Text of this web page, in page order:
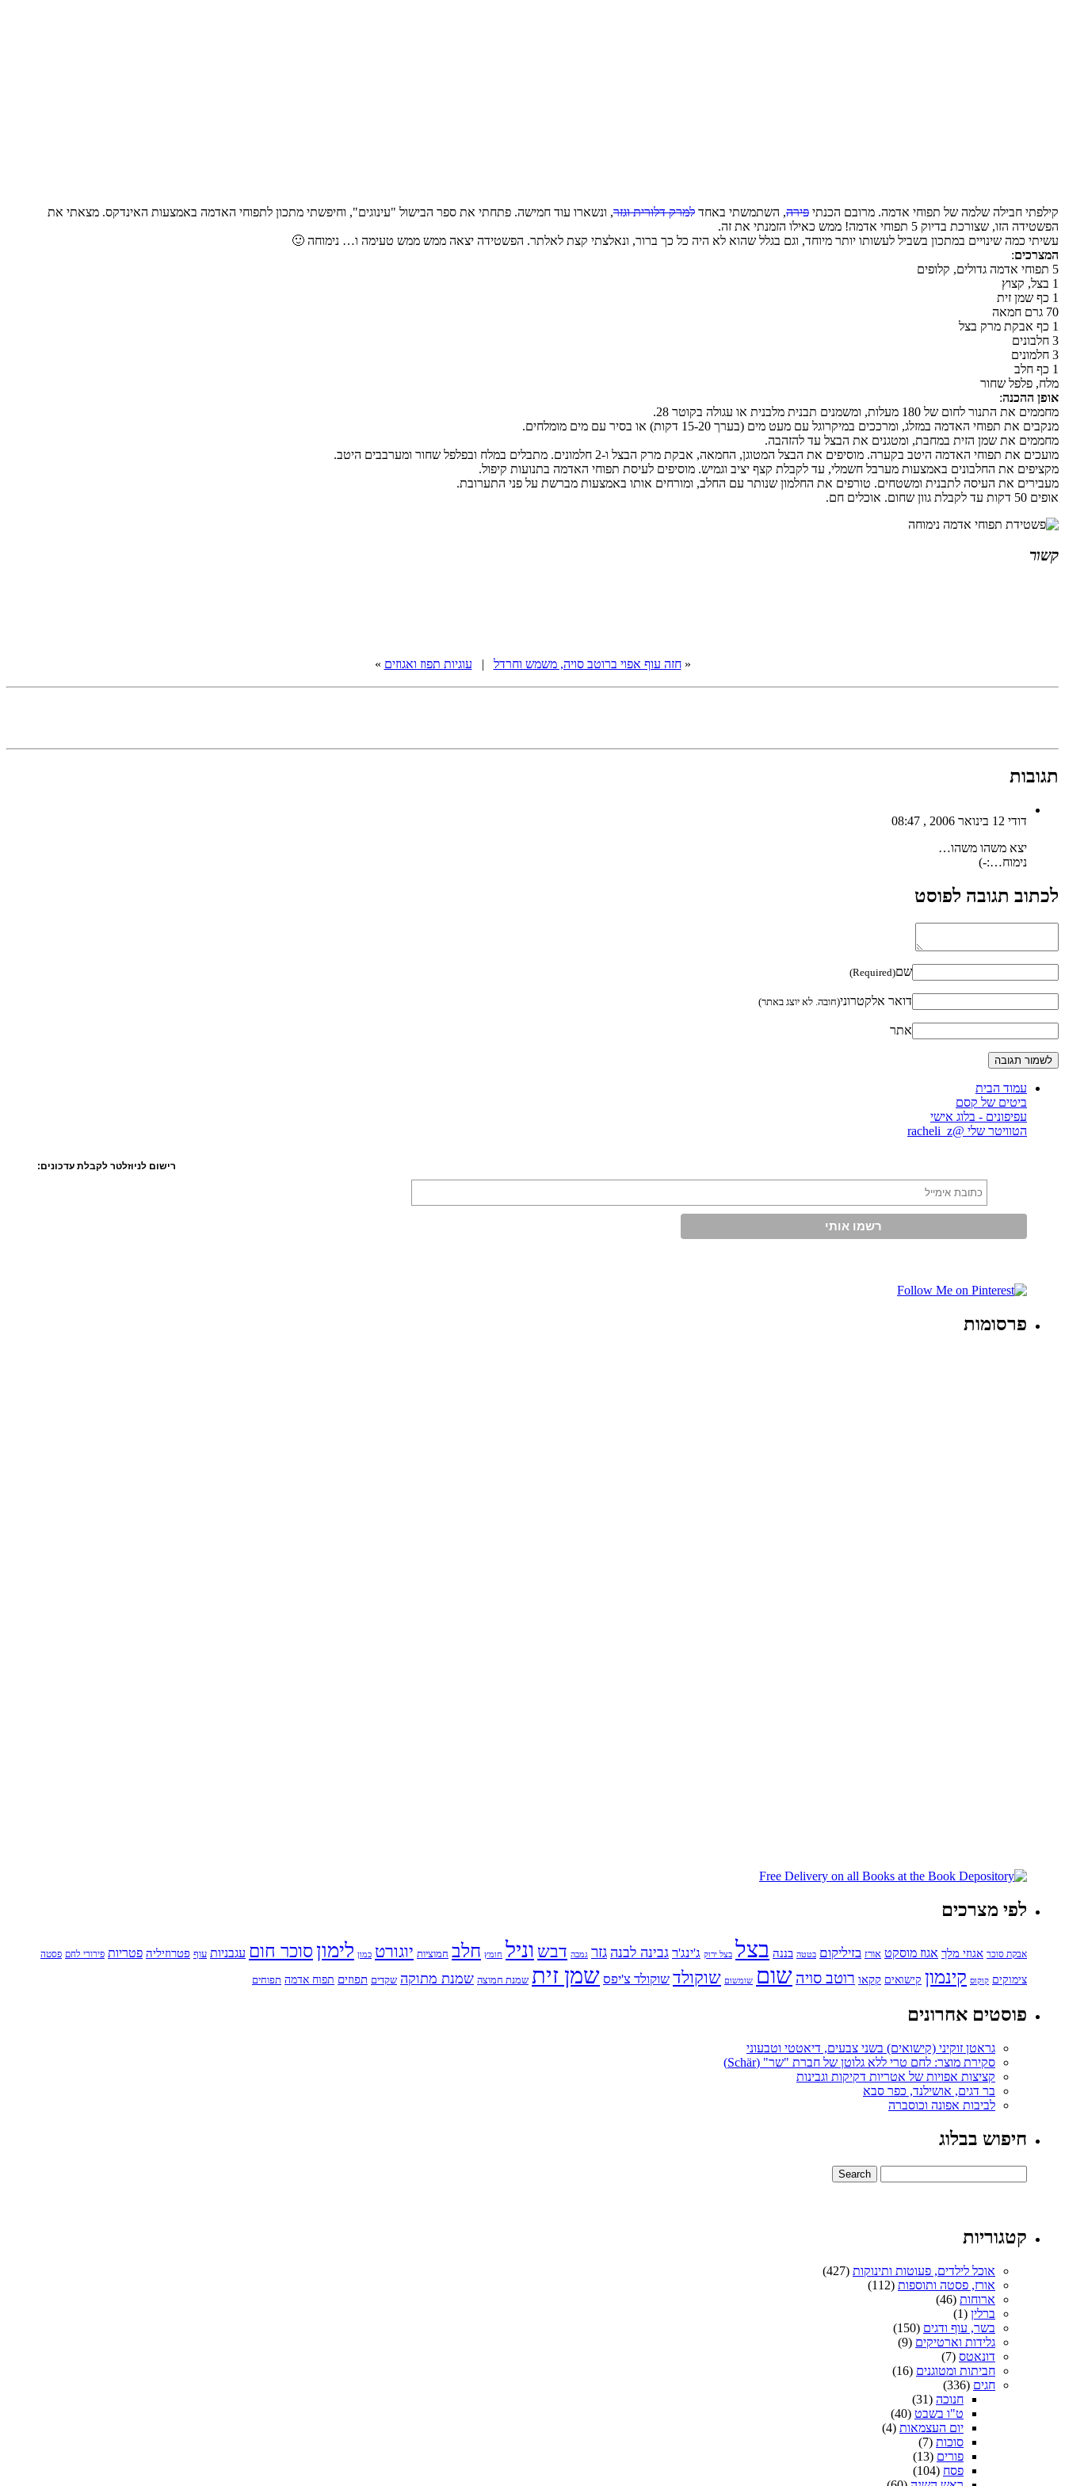
קילפתי חבילה שלמה של תפוחי אדמה. מרובם הכנתי פירה, השתמשתי באחד למרק דלורית וגזר, ונשארו עוד חמישה. פתחתי את ספר הבישול "עינוגים", וחיפשתי מתכון לתפוחי האדמה באמצעות האינדקס. מצאתי את
הפשטידה הזו, שצורכת בדיוק 5 תפוחי אדמה! ממש כאילו הזמנתי את זה.
עשיתי כמה שינויים במתכון בשביל לעשותו יותר מיוחד, וגם בגלל שהוא לא היה כל כך ברור, ונאלצתי קצת לאלתר. הפשטידה יצאה ממש ממש טעימה ו… נימוחה 🙂
המצרכים:
5 תפוחי אדמה גדולים, קלופים
1 בצל, קצוץ
1 כף שמן זית
70 גרם חמאה
1 כף אבקת מרק בצל
3 חלבונים
3 חלמונים
1 כף חלב
מלח, פלפל שחור
אופן ההכנה:
מחממים את התנור לחום של 180 מעלות, ומשמנים תבנית מלבנית או עגולה בקוטר 28.
מנקבים את תפוחי האדמה במזלג, ומרככים במיקרוגל עם מעט מים (בערך 15-20 דקות) או בסיר עם מים מומלחים.
מחממים את שמן הזית במחבת, ומטגנים את הבצל עד להזהבה.
מועכים את תפוחי האדמה היטב בקערה. מוסיפים את הבצל המטוגן, החמאה, אבקת מרק הבצל ו-2 חלמונים. מתבלים במלח ובפלפל שחור ומערבבים היטב.
מקציפים את החלבונים באמצעות מערבל חשמלי, עד לקבלת קצף יציב וגמיש. מוסיפים לעיסת תפוחי האדמה בתנועות קיפול.
מעבירים את העיסה לתבנית ומשטחים. טורפים את החלמון שנותר עם החלב, ומורחים אותו באמצעות מברשת על פני התערובת.
אופים 50 דקות עד לקבלת גוון שחום. אוכלים חם.
קשור
«חזה עוף אפוי ברוטב סויה, משמש וחרדל | עוגיות תפוז ואגוזים »
תגובות
דודי 12 בינואר 2006 , 08:47
יצא משהו משהו…
נימוח…:-)
לכתוב תגובה לפוסט
שם(Required)
דואר אלקטרוני(חובה. לא יוצג באתר)
אתר
עמוד הבית
ביטים של קסם
עפיפונים - בלוג אישי
הטוויטר שלי @racheli_z
רישום לניוזלטר לקבלת עדכונים:
פרסומות
לפי מצרכים
אבקת סוכר אגוזי מלך אגוז מוסקט אורז בזיליקום בטטה בננה בצל בצל ירוק ג'ינג'ר גבינה לבנה גזר גמבה דבש וניל חומץ חלב חמוציות יוגורט כמון לימוןסוכר חום עגבניות עוף פטרוזיליה פטריות פירורי לחם פסטה
צימוקים קוקוס קינמון קישואים קקאו רוטב סויה שום שומשום שוקולד שוקולד צ'יפס שמן זית שמנת חמוצה שמנת מתוקה שקדים תפוזים תפוח אדמה תפוחים
פוסטים אחרונים
גראטן זוקיני (קישואים) בשני צבעים, דיאטטי וטבעוני
סקירת מוצר: לחם טרי ללא גלוטן של חברת "שר" (Schär)
קציצות אפויות של אטריות דקיקות וגבינות
בר דגים, אושילנד, כפר סבא
לביבות אפונה וכוסברה
חיפוש בבלוג
קטגוריות
אוכל לילדים, פעוטות ותינוקות (427)
אורז, פסטה ותוספות (112)
ארוחות (46)
ברלין (1)
בשר, עוף ודגים (150)
גלידות וארטיקים (9)
דונאטס (7)
חביתות ומטוגנים (16)
חגים (336)
חנוכה (31)
ט"ו בשבט (40)
יום העצמאות (4)
סוכות (7)
פורים (13)
פסח (104)